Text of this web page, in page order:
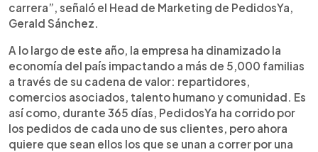
carrera”, señaló el Head de Marketing de PedidosYa,
Gerald Sánchez.
A lo largo de este año, la empresa ha dinamizado la
economía del país impactando a más de 5,000 familias
a través de su cadena de valor: repartidores,
comercios asociados, talento humano y comunidad. Es
así como, durante 365 días, PedidosYa ha corrido por
los pedidos de cada uno de sus clientes, pero ahora
quiere que sean ellos los que se unan a correr por una